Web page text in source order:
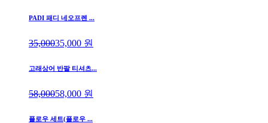
PADI 패디 네오프렌 ...
35,00035,000 원
고래상어 반팔 티셔츠...
58,00058,000 원
플로우 세트(플로우 ...